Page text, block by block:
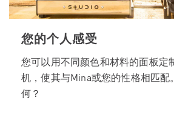
您的个人感受
您可以用不同颜色和材料的面板定
机，使其与Mina或您的性格相匹配
何？